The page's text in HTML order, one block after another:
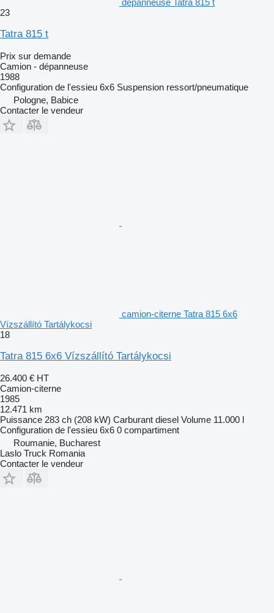
23
Tatra 815 t
Prix sur demande
Camion - dépanneuse
1988
Configuration de l'essieu 6x6 Suspension ressort/pneumatique
Pologne, Babice
Contacter le vendeur
camion-citerne Tatra 815 6x6
Vízszállító Tartálykocsi
18
Tatra 815 6x6 Vízszállító Tartálykocsi
26.400 € HT
Camion-citerne
1985
12.471 km
Puissance 283 ch (208 kW) Carburant diesel Volume 11.000 l
Configuration de l'essieu 6x6 0 compartiment
Roumanie, Bucharest
Laslo Truck Romania
Contacter le vendeur